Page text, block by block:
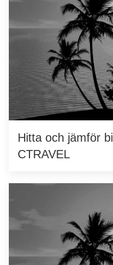
Hitta och jämför
CTRAVEL